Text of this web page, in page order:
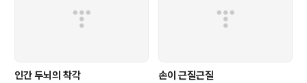
인간 두뇌의 착각 손이 근질근질